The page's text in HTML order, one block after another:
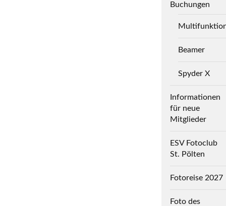
Buchungen
Beamer
Spyder X
Informationen
für neue
Mitglieder
ESV Fotoclub
St. Pölten
Fotoreise 2027
Foto des